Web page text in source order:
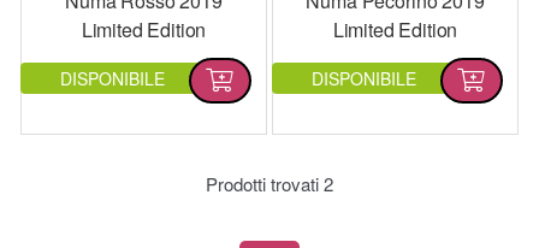
Limited Edition
DISPONIBILE
Limited Edition
DISPONIBILE
Prodotti trovati2